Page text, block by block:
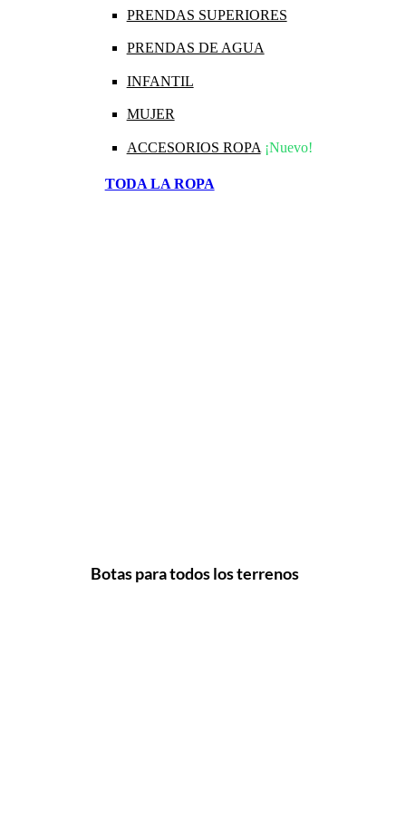
PRENDAS SUPERIORES
PRENDAS DE AGUA
INFANTIL
MUJER
ACCESORIOS ROPA ¡Nuevo!
TODA LA ROPA
Botas para todos los terrenos